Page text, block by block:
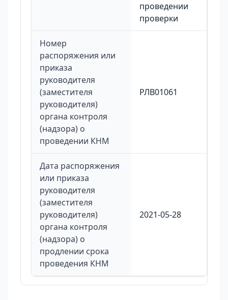
проведении
проверки
Номер
распоряжения или
приказа
руководителя
(заместителя
руководителя)
органа контроля
(надзора) о
проведении КНМ
РЛВ01061
Дата распоряжения
или приказа
руководителя
(заместителя
руководителя)
органа контроля
(надзора) о
продлении срока
проведения КНМ
2021-05-28